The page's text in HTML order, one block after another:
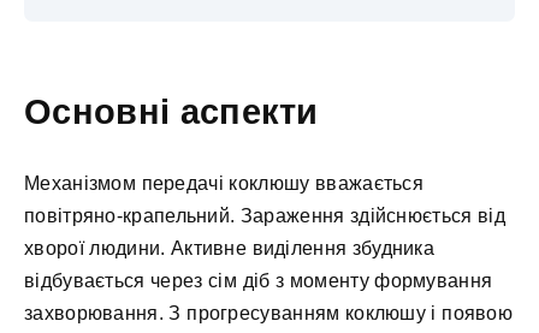
Основні аспекти
Механізмом передачі коклюшу вважається
повітряно-крапельний. Зараження здійснюється від
хворої людини. Активне виділення збудника
відбувається через сім діб з моменту формування
захворювання. З прогресуванням коклюшу і появою